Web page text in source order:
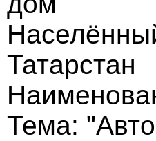
Татарстан
Тема: